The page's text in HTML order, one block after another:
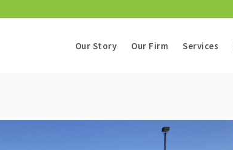
Our Story Our Firm Services